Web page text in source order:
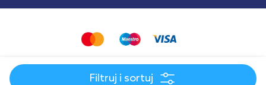
© 2007-2026 | lazienkaplus.pl
Filtruj i sortuj